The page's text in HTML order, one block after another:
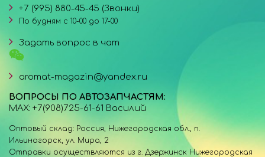
+7 (995) 880-45-45 (Звонки)
По будням с 10-00 до 17-00
Задать вопрос в чат
aromat-magazin@yandex.ru
ВОПРОСЫ ПО АВТОЗАПЧАСТЯМ:
MAX: +7(908)725-61-61 Василий
Оптовый склад: Россия, Нижегородская обл., п.
Ильиногорск, ул. Мира, 2
Отправки осуществляются из г. Дзержинск Нижегородская